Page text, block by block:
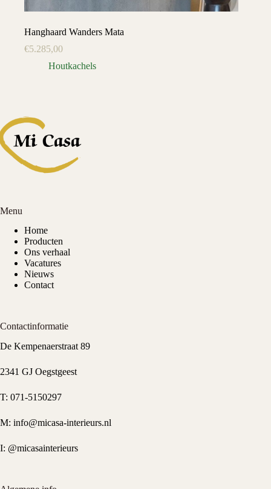
Hanghaard Wanders Mata
€5.285,00
Houtkachels
Menu
Home
Producten
Ons verhaal
Vacatures
Nieuws
Contact
Contactinformatie
De Kempenaerstraat 89
2341 GJ Oegstgeest
T: 071-5150297
M: info@micasa-interieurs.nl
I: @micasainterieurs